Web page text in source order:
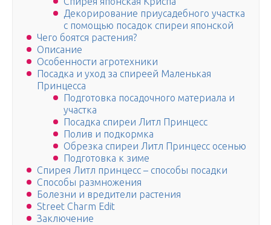
Декорирование приусадебного участка
с помощью посадок спиреи японской
Чего боятся растения?
Описание
Особенности агротехники
Посадка и уход за спиреей Маленькая
Принцесса
Подготовка посадочного материала и
участка
Посадка спиреи Литл Принцесс
Полив и подкормка
Обрезка спиреи Литл Принцесс осенью
Подготовка к зиме
Спирея Литл принцесс – способы посадки
Способы размножения
Болезни и вредители растения
Street Charm Edit
Заключение